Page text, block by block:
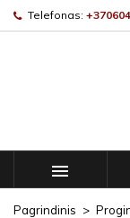
Telefonas:

Pagrindinis